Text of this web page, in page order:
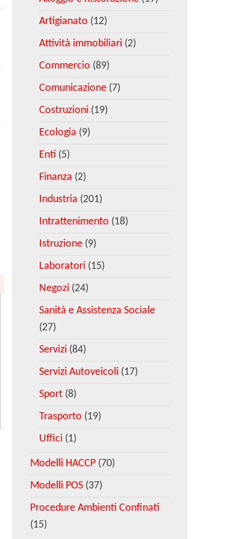
Artigianato (12)
Attività immobiliari (2)
Commercio (89)
Comunicazione (7)
Costruzioni (19)
Ecologia (9)
Enti (5)
Finanza (2)
Industria (201)
Intrattenimento (18)
Istruzione (9)
Laboratori (15)
Negozi (24)
Sanità e Assistenza Sociale
(27)
Servizi (84)
Servizi Autoveicoli (17)
Sport (8)
Trasporto (19)
Uffici (1)
Modelli HACCP (70)
Modelli POS (37)
Procedure Ambienti Confinati
(15)